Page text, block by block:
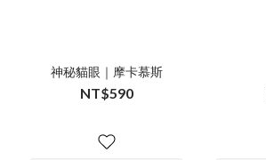
神秘貓眼｜摩卡慕斯
NT$590